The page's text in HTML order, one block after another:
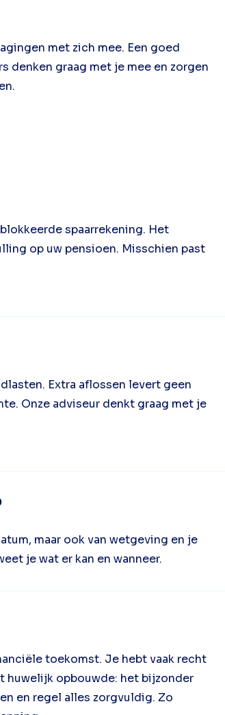
met zich mee. Een goed
denken graag met je mee en zorgen
spaarrekening. Het
op uw pensioen. Misschien past
Extra aflossen levert geen
Onze adviseur denkt graag met je
maar ook van wetgeving en je
je wat er kan en wanneer.
toekomst. Je hebt vaak recht
huwelijk opbouwde: het bijzonder
en regel alles zorgvuldig. Zo